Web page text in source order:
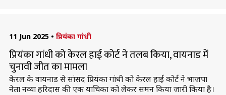
11 Jun 2025 • प्रियंका गांधी
प्रियंका गांधी को केरल हाई कोर्ट ने तलब किया, वायनाड में
चुनावी जीत का मामला
केरल के वायनाड से सांसद प्रियंका गांधी को केरल हाई कोर्ट ने भाजपा
नेता नव्या हरिदास की एक याचिका को लेकर समन किया जारी किया है।